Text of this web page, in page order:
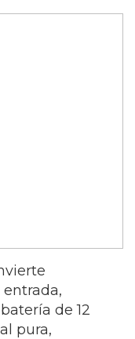
de 12
pura,